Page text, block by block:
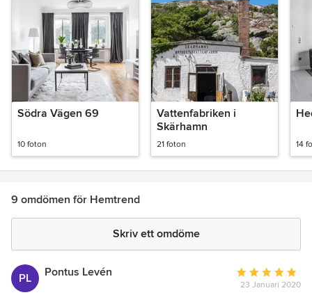
Södra Vägen 69
10 foton
Vattenfabriken i
Skärhamn
21 foton 14
9 omdömen för Hemtrend
Skriv ett omdöme
PL Pontus Levén
Genomsnittligt
omdöme:
23 Januari 2020